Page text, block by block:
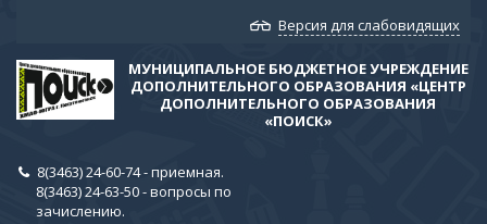
Версия для слабовидящих
МУНИЦИПАЛЬНОЕ БЮДЖЕТНОЕ УЧРЕЖДЕНИЕ
ДОПОЛНИТЕЛЬНОГО ОБРАЗОВАНИЯ «ЦЕНТР
ДОПОЛНИТЕЛЬНОГО ОБРАЗОВАНИЯ
«ПОИСК»
8(3463) 24-60-74 - приемная.
8(3463) 24-63-50 - вопросы по
зачислению.